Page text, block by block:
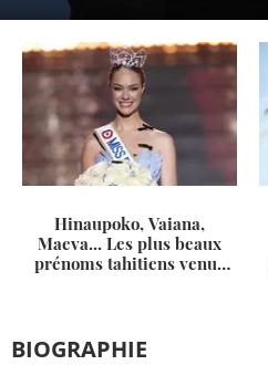
Hinaupoko, Vaiana,
Maeva... Les plus beaux
prénoms tahitiens venus
BIOGRAPHIE